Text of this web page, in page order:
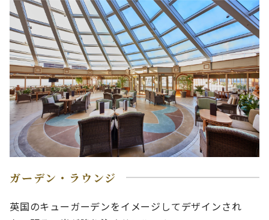
ガーデン・ラウンジ
英国のキューガーデンをイメージしてデザインされ